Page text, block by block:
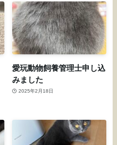
愛玩動物飼養管理士申し込
みました
2025年2月18日